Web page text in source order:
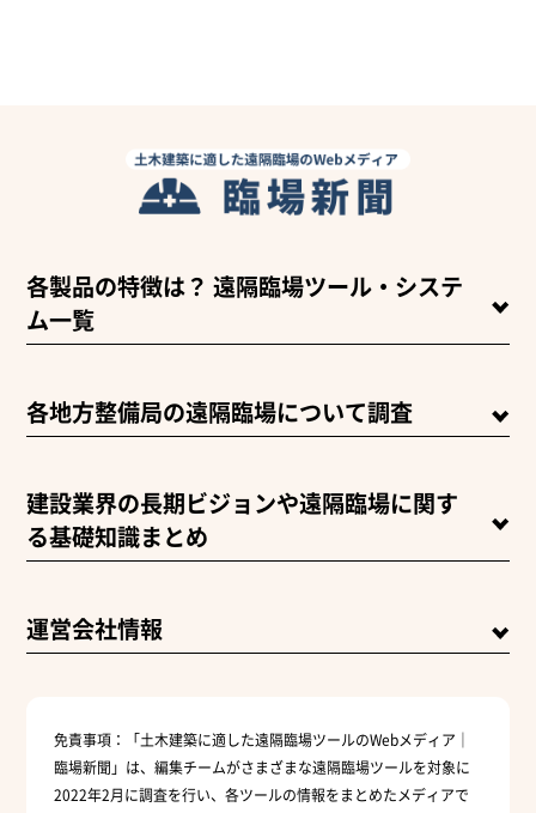
各製品の特徴は？ 遠隔臨場ツール・システ
ム一覧
各地方整備局の遠隔臨場について調査
建設業界の長期ビジョンや遠隔臨場に関す
る基礎知識まとめ
運営会社情報
免責事項：
「土木建築に適した遠隔臨場ツールのWebメディア｜
臨場新聞」は、編集チームがさまざまな遠隔臨場ツールを対象に
2022年2月に調査を行い、各ツールの情報をまとめたメディアで